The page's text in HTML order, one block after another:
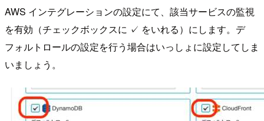
AWS インテグレーションの設定にて、該当サービスの監視
を有効（チェックボックスに ✓ をいれる）にします。デ
フォルトロールの設定を行う場合はいっしょに設定してしま
いましょう。